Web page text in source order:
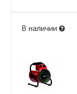
В наличии